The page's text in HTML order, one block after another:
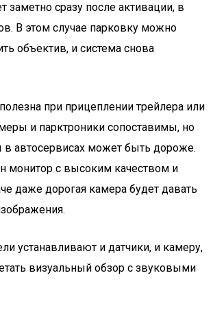
заметно сразу после активации, в
В этом случае парковку можно
объектив, и система снова
при прицеплении трейлера или
и парктроники сопоставимы, но
в автосервисах может быть дороже.
монитор с высоким качеством и
даже дорогая камера будет давать
устанавливают и датчики, и камеру,
визуальный обзор с звуковыми